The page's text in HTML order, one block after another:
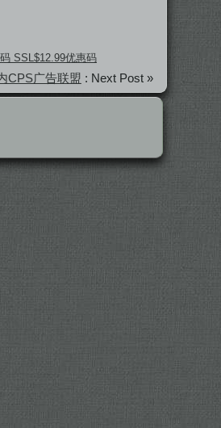
SSL$12.99优惠码
CPS广告联盟 : Next Post »